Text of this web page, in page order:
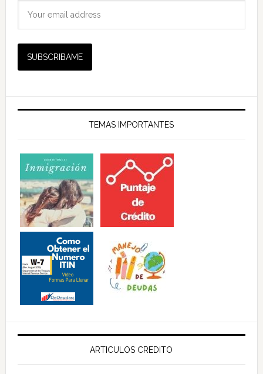
TEMAS IMPORTANTES
ARTICULOS CREDITO